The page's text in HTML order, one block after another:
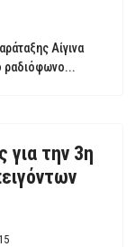
Αίγινα
ραδιόφωνο...
την 3η